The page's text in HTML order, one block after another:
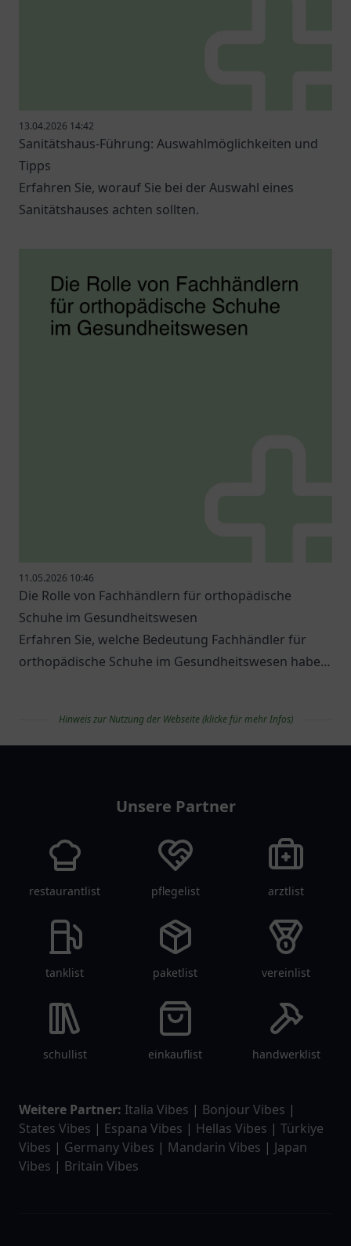
13.04.2026 14:42
Sanitätshaus-Führung: Auswahlmöglichkeiten und
Tipps
Erfahren Sie, worauf Sie bei der Auswahl eines
Sanitätshauses achten sollten.
11.05.2026 10:46
Die Rolle von Fachhändlern für orthopädische
Schuhe im Gesundheitswesen
Erfahren Sie, welche Bedeutung Fachhändler für
orthopädische Schuhe im Gesundheitswesen haben
Hinweis zur Nutzung der Webseite (klicke für mehr Infos)
Unsere Partner
restaurantlist pflegelist arztlist
tanklist paketlist vereinlist
schullist einkauflist handwerklist
Weitere Partner: Italia Vibes | Bonjour Vibes |
States Vibes | Espana Vibes | Hellas Vibes | Türkiye
Vibes | Germany Vibes | Mandarin Vibes | Japan
Vibes | Britain Vibes